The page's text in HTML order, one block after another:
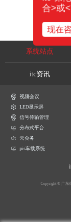
系统站点
itc资讯
视频会议
LED显示屏
信号传输管理
分布式平台
云会务
pis车载系统
Copyright © 广东
合>或
现在